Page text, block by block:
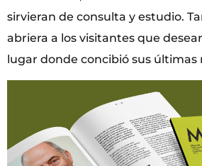
sirvieran de consulta y estudio.
abriera a los visitantes que
lugar donde concibió sus últimas